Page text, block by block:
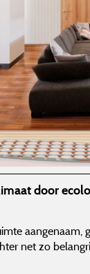
door
aangenaam,
net zo